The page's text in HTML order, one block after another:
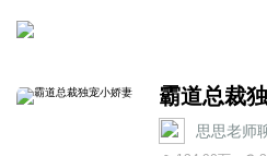
霸道总裁
思思老师